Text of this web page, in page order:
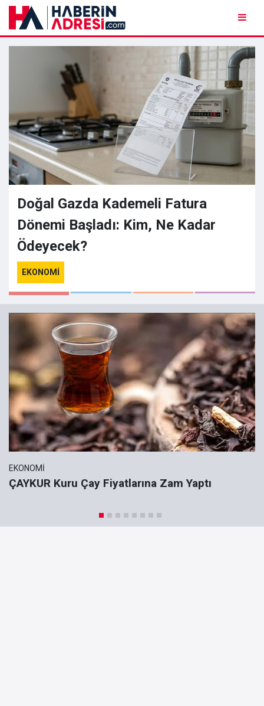
Doğal Gazda Kademeli Fatura
Dönemi Başladı: Kim, Ne Kadar
Ödeyecek?
EKONOMI
EKONOMI
ÇAYKUR Kuru Çay Fiyatlarına Zam Yaptı